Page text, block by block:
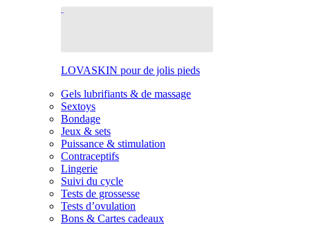
LOVASKIN pour de jolis pieds
Gels lubrifiants & de massage
Sextoys
Bondage
Jeux & sets
Puissance & stimulation
Contraceptifs
Lingerie
Suivi du cycle
Tests de grossesse
Tests d’ovulation
Bons & Cartes cadeaux